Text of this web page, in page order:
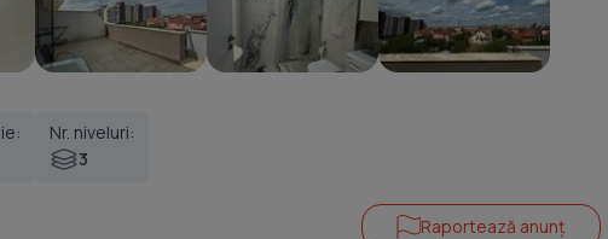
Nr. niveluri:
3
Raportează anunț